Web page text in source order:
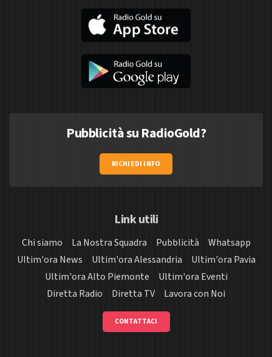
Pubblicità su RadioGold?
RICHIEDI INFO
Link utili
Chi siamo La Nostra Squadra Pubblicità
Whatsapp
Ultim'ora News
Ultim'ora Alessandria
Ultim'ora Pavia
Ultim'ora Alto Piemonte
Ultim'ora Eventi
Diretta Radio
Diretta TV Lavora con Noi
CONTATTACI